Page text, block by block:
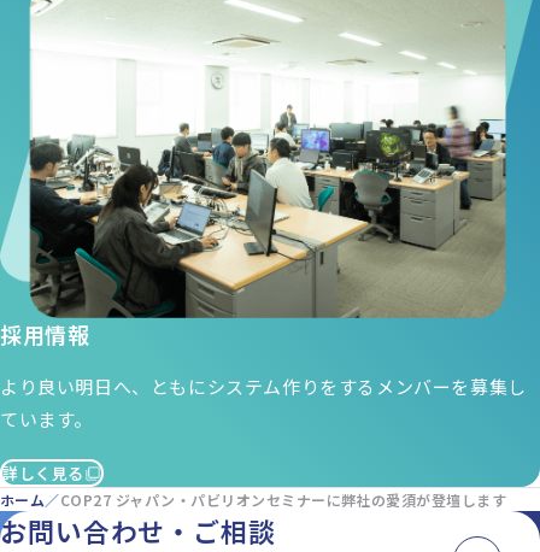
採用情報
より良い明日へ、ともにシステム作りをするメンバーを募集し
ています。
詳しく見る
ホーム COP27 ジャパン・パビリオンセミナーに弊社の愛須が登壇します
お問い合わせ・ご相談